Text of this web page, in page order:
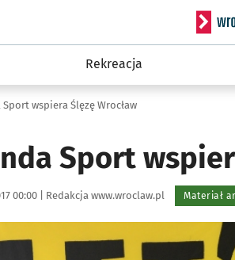
Rekreacja
Sport wspiera Ślęzę Wrocław
Sport
00:00 | Autor:
Redakcja www.wroclaw.pl Materiał
aby powiększyć